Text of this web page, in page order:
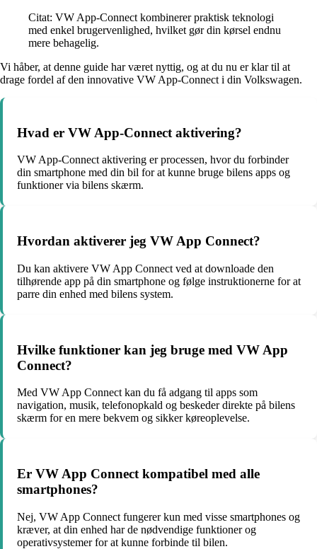
Citat: VW App-Connect kombinerer praktisk teknologi
med enkel brugervenlighed, hvilket gør din kørsel endnu
mere behagelig.
Vi håber, at denne guide har været nyttig, og at du nu er klar til at
drage fordel af den innovative VW App-Connect i din Volkswagen.
Hvad er VW App-Connect aktivering?
VW App-Connect aktivering er processen, hvor du forbinder
din smartphone med din bil for at kunne bruge bilens apps og
funktioner via bilens skærm.
Hvordan aktiverer jeg VW App Connect?
Du kan aktivere VW App Connect ved at downloade den
tilhørende app på din smartphone og følge instruktionerne for at
parre din enhed med bilens system.
Hvilke funktioner kan jeg bruge med VW App
Connect?
Med VW App Connect kan du få adgang til apps som
navigation, musik, telefonopkald og beskeder direkte på bilens
skærm for en mere bekvem og sikker køreoplevelse.
Er VW App Connect kompatibel med alle
smartphones?
Nej, VW App Connect fungerer kun med visse smartphones og
kræver, at din enhed har de nødvendige funktioner og
operativsystemer for at kunne forbinde til bilen.